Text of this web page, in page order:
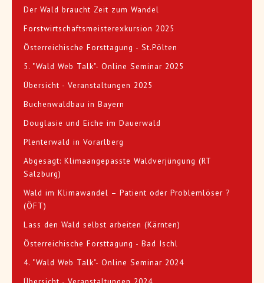
Der Wald braucht Zeit zum Wandel
Forstwirtschaftsmeisterexkursion 2025
Österreichische Forsttagung - St.Pölten
5. "Wald Web Talk"- Online Seminar 2025
Übersicht - Veranstaltungen 2025
Buchenwaldbau in Bayern
Douglasie und Eiche im Dauerwald
Plenterwald in Vorarlberg
Abgesagt: Klimaangepasste Waldverjüngung (RT
Salzburg)
Wald im Klimawandel – Patient oder Problemlöser ?
(ÖFT)
Lass den Wald selbst arbeiten (Kärnten)
Österreichische Forsttagung - Bad Ischl
4. "Wald Web Talk"- Online Seminar 2024